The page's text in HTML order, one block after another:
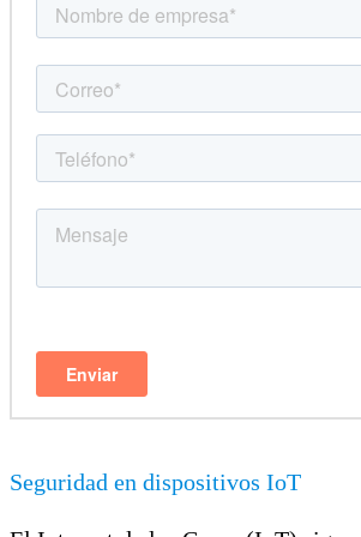
Seguridad en dispositivos IoT